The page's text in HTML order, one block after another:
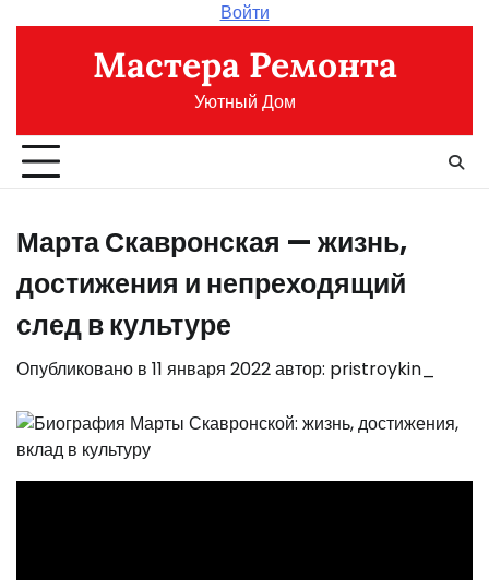
содержимому
Войти
Мастера Ремонта
Уютный Дом
Марта Скавронская — жизнь,
достижения и непреходящий
след в культуре
Опубликовано в 11 января 2022автор: pristroykin_